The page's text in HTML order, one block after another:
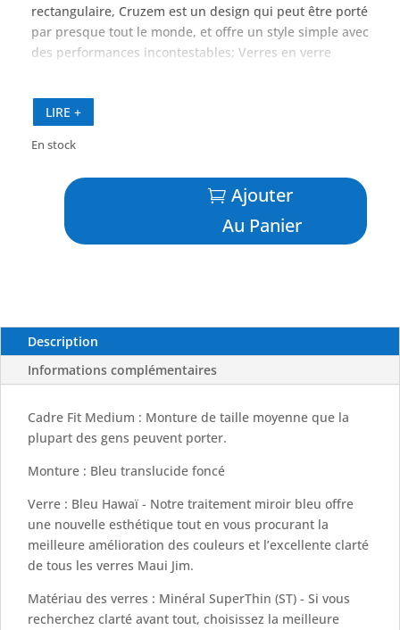
rectangulaire, Cruzem est un design qui peut être porté
par presque tout le monde, et offre un style simple avec
des performances incontestables; Verres en verre
stabilité et charnières à ressort pour le confort. Sans
nos couleurs de miroir de mode les plus populaires;
HAWAII LAVA ™ et Blue Hawaii.
LIRE +
En stock
quantité
-
MAUI
JIM
Ajouter
Au Panier
Description
Informations complémentaires
Cadre Fit Medium : Monture de taille moyenne que la
plupart des gens peuvent porter.
Monture : Bleu translucide foncé
Verre : Bleu Hawaï - Notre traitement miroir bleu offre
une nouvelle esthétique tout en vous procurant la
meilleure amélioration des couleurs et l’excellente clarté
de tous les verres Maui Jim.
Matériau des verres : Minéral SuperThin (ST) - Si vous
recherchez clarté avant tout, choisissez la meilleure